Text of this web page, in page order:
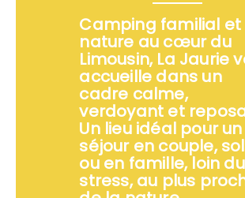
Camping familial et
nature au cœur du
Limousin, La Jaurie
accueille dans un
cadre calme,
verdoyant et
Un lieu idéal pour un
séjour en couple,
ou en famille, loin du
stress, au plus